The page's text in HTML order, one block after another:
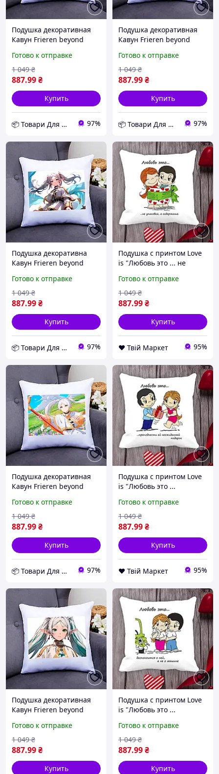
Подушка декоративная
Кавун Frieren beyond
(П000792) D11-2026
Готово к отправке
887.99₴
1 049 ₴
Купить
📦 Товари Для Дому 97%
Подушка декоративная
Кавун Frieren beyond
(П000793) D11-2026
Готово к отправке
887.99₴
1 049 ₴
Купить
📦 Товари Для Дому 97%
Подушка декоративна
Кавун Frieren beyond
(П000794)
Готово к отправке
887.99₴
1 049 ₴
Купить
📦 Товари Для Дому 97%
Подушка с принтом Love
is "Любовь это ... не
Белый Кавун П000005 D8-
2026
Готово к отправке
887.99₴
1 049 ₴
Купить
❤️ Твій Маркет 95%
Подушка декоративная
Кавун Frieren beyond
(П000795) D11-2026
Готово к отправке
887.99₴
1 049 ₴
Купить
📦 Товари Для Дому 97%
Подушка с принтом Love
is "Любовь это ...
неожиданный подарок"
Белый Кавун П000006 D8-
2026
Готово к отправке
887.99₴
1 049 ₴
Купить
❤️ Твій Маркет 95%
Подушка декоративная
Кавун Frieren beyond
(П000796) D10-2026
Готово к отправке
887.99₴
1 049 ₴
Купить
Подушка с принтом Love
is "Любовь это ...
машине" Белый Кавун
П000007 D8-2026
Готово к отправке
887.99₴
1 049 ₴
Купить